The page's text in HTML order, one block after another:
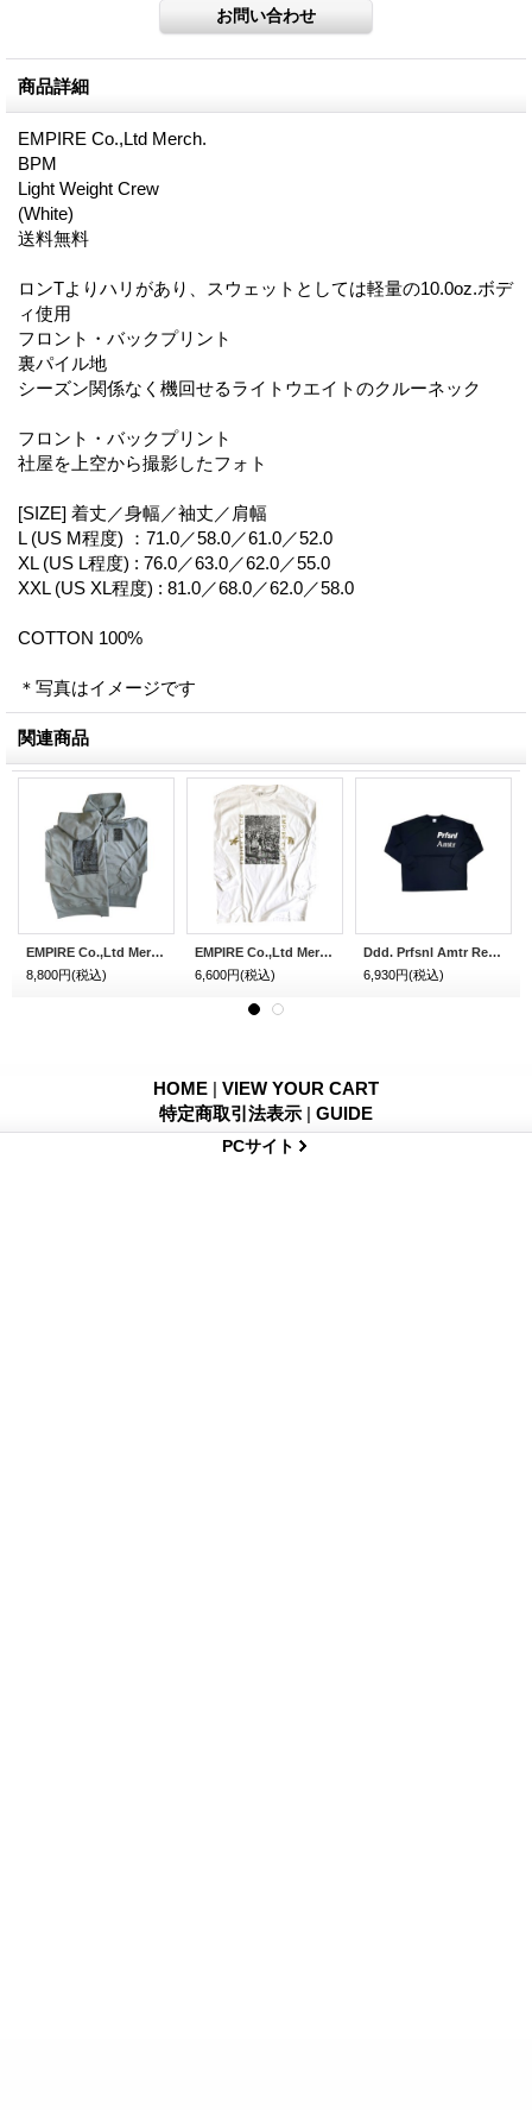
商品詳細
EMPIRE Co.,Ltd Merch.
BPM
Light Weight Crew
(White)
送料無料
ロンTよりハリがあり、スウェットとしては軽量の10.0oz.ボデ
ィ使用
フロント・バックプリント
裏パイル地
シーズン関係なく機回せるライトウエイトのクルーネック
フロント・バックプリント
社屋を上空から撮影したフォト
[SIZE] 着丈／身幅／袖丈／肩幅
L (US M程度) ：71.0／58.0／61.0／52.0
XL (US L程度) : 76.0／63.0／62.0／55.0
XXL (US XL程度) : 81.0／68.0／62.0／58.0
COTTON 100%
＊写真はイメージです
関連商品
EMPIRE Co.,Ltd Merch BPM Light Weight Pullover (Military Stone 10oz) [¥8,000+税]
8,800円(税込)
EMPIRE Co.,Ltd Merch BPM L/S Tee (White) [6,000+税]
6,600円(税込)
Ddd. Prfsnl Amtr Relax L/S Top (Black) [6,300+税]
6,930円(税込)
HOME | VIEW YOUR CART
特定商取引法表示 | GUIDE
PCサイト